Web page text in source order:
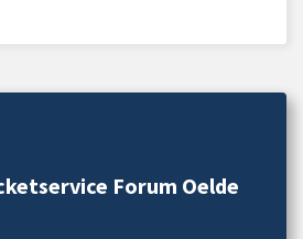
Forum Oelde